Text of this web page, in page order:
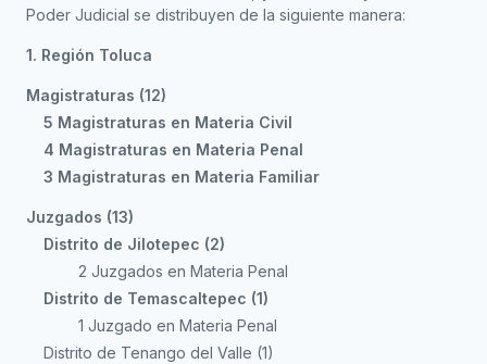
Poder Judicial se distribuyen de la siguiente manera:
1. Región Toluca
Magistraturas (12)
5 Magistraturas en Materia Civil
4 Magistraturas en Materia Penal
3 Magistraturas en Materia Familiar
Juzgados (13)
Distrito de Jilotepec (2)
2 Juzgados en Materia Penal
Distrito de Temascaltepec (1)
1 Juzgado en Materia Penal
Distrito de Tenango del Valle (1)